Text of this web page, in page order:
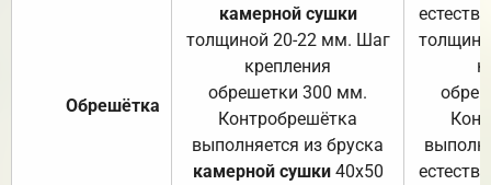
Обрешётка
камерной сушки
толщиной 20-22 мм. Шаг
крепления
обрешетки 300 мм.
Контробрешётка
выполняется из бруска
камерной сушки40х50